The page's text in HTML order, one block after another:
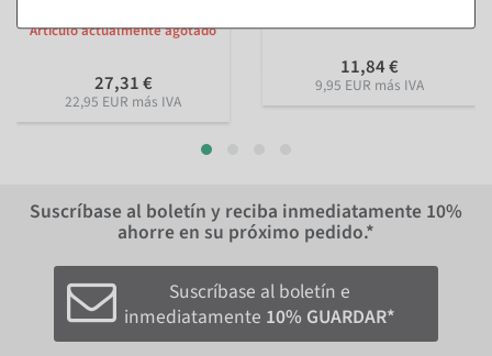
Artículo actualmente agotado
27,31 €
22,95 EUR más IVA
11,84 €
9,95 EUR más IVA
Suscríbase al boletín y reciba inmediatamente 10%
ahorre en su próximo pedido.*
Suscríbase al boletín e
inmediatamente 10% GUARDAR*